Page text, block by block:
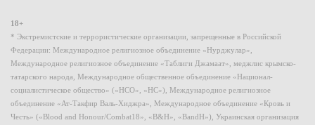
18+
* Экстремистские и террористические организации, запрещенные в Российской
Федерации: Международное религиозное объединение «Нурджулар»,
Международное религиозное объединение «Таблиги Джамаат», меджлис крымско-
татарского народа, Международное общественное объединение «Национал-
социалистическое общество» («НСО», «НС»), Международное религиозное
объединение «Ат-Такфир Валь-Хиджра», Международное объединение «Кровь и
Честь» («Blood and Honour/Combat18», «B&H», «BandH»), Украинская организация